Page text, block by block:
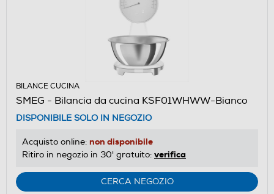
BILANCE CUCINA
SMEG - Bilancia da cucina KSF01WHWW-Bianco
DISPONIBILE SOLO IN NEGOZIO
Acquisto online: non disponibile
Ritiro in negozio in 30' gratuito: verifica
CERCA NEGOZIO